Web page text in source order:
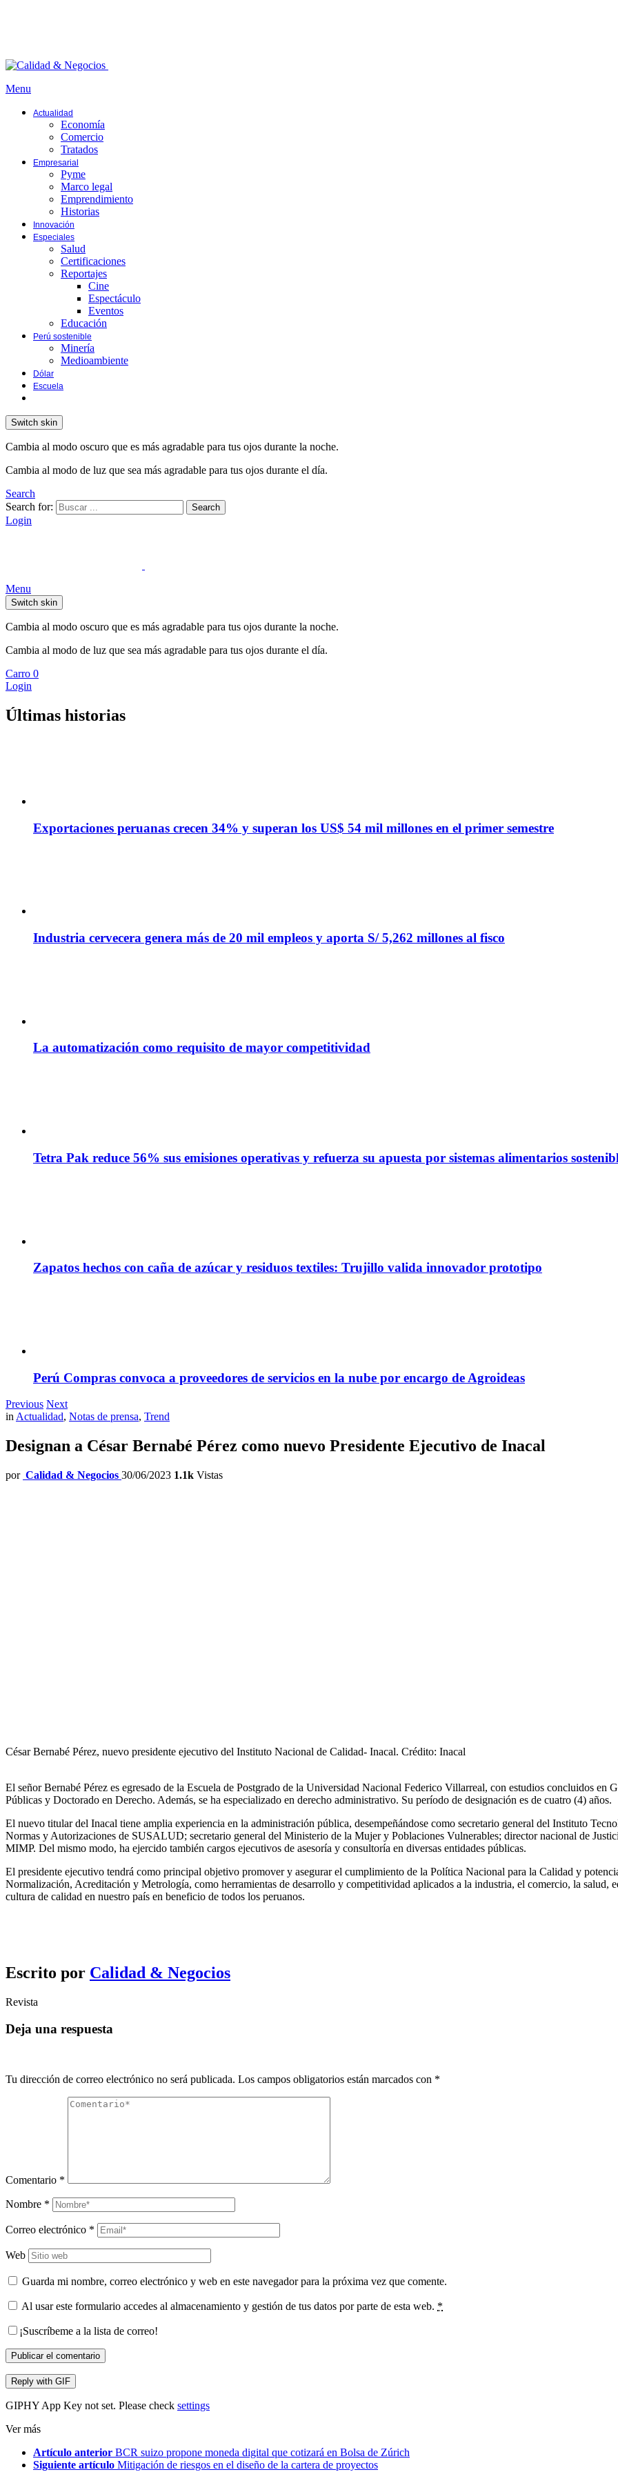
Menu
Actualidad
Economía
Comercio
Tratados
Empresarial
Pyme
Marco legal
Emprendimiento
Historias
Innovación
Especiales
Salud
Certificaciones
Reportajes
Cine
Espectáculo
Eventos
Educación
Perú sostenible
Minería
Medioambiente
Dólar
Escuela
Switch skin
Cambia al modo oscuro que es más agradable para tus ojos durante la noche.
Cambia al modo de luz que sea más agradable para tus ojos durante el día.
Search
Search for:
Search
Login
Menu
Switch skin
Cambia al modo oscuro que es más agradable para tus ojos durante la noche.
Cambia al modo de luz que sea más agradable para tus ojos durante el día.
Carro 0
Login
Últimas historias
Exportaciones peruanas crecen 34% y superan los US$ 54 mil millones en el primer semestre
Industria cervecera genera más de 20 mil empleos y aporta S/ 5,262 millones al fisco
La automatización como requisito de mayor competitividad
Tetra Pak reduce 56% sus emisiones operativas y refuerza su apuesta por sistemas alimentarios
Zapatos hechos con caña de azúcar y residuos textiles: Trujillo valida innovador prototipo
Perú Compras convoca a proveedores de servicios en la nube por encargo de Agroideas
Previous Next
inActualidad, Notas de prensa, Trend
Designan a César Bernabé Pérez como nuevo Presidente Ejecutivo de Inacal
por Calidad & Negocios 30/06/2023 1.1k Vistas
César Bernabé Pérez, nuevo presidente ejecutivo del Instituto Nacional de Calidad- Inacal. Crédito: Inacal
El señor Bernabé Pérez es egresado de la Escuela de Postgrado de la Universidad Nacional Federico Villarreal, con estudios concluidos en
Públicas y Doctorado en Derecho. Además, se ha especializado en derecho administrativo. Su período de designación es de cuatro (4) años.
El nuevo titular del Inacal tiene amplia experiencia en la administración pública, desempeñándose como secretario general del Instituto
Normas y Autorizaciones de SUSALUD; secretario general del Ministerio de la Mujer y Poblaciones Vulnerables; director nacional de
MIMP. Del mismo modo, ha ejercido también cargos ejecutivos de asesoría y consultoría en diversas entidades públicas.
El presidente ejecutivo tendrá como principal objetivo promover y asegurar el cumplimiento de la Política Nacional para la Calidad y
Normalización, Acreditación y Metrología, como herramientas de desarrollo y competitividad aplicados a la industria, el comercio, la salud,
cultura de calidad en nuestro país en beneficio de todos los peruanos.
Escrito por Calidad & Negocios
Revista
Deja una respuesta
Tu dirección de correo electrónico no será publicada. Los campos obligatorios están marcados con *
Comentario *
Nombre *
Correo electrónico *
Web
Guarda mi nombre, correo electrónico y web en este navegador para la próxima vez que comente.
Al usar este formulario accedes al almacenamiento y gestión de tus datos por parte de esta web. *
¡Suscríbeme a la lista de correo!
Publicar el comentario
Reply with GIF
GIPHY App Key not set. Please check settings
Ver más
Artículo anterior BCR suizo propone moneda digital que cotizará en Bolsa de Zúrich
Siguiente artículo Mitigación de riesgos en el diseño de la cartera de proyectos